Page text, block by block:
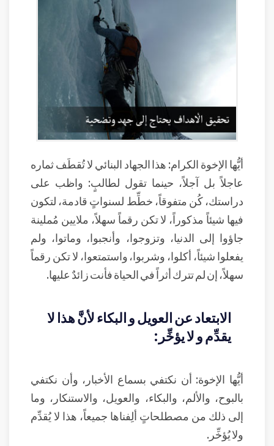
أيُّها الإخوة الكرام: هذا الجهاد البنائي لا تُقطَف ثماره
عاجلاً بل آجلاً، حينما تقول لطالبٍ: واظب على
دراستك، كُن متفوقاً، خطِّط لسنواتٍ قادمة، لتكون
فيها شيئاً مذكوراً، لا تكن رقماً سهلاً، ملايين مُملينة
جاؤوا إلى الدنيا، وتزوجوا، وأنجبوا، وماتوا، ولم
يفعلوا شيئاً، أكلوا، وشربوا، واستمتعوا، لا تكن رقماً
سهلاً، إن لم تترك أثراً في الحياة فأنت زائدٌ عليها.
الابتعاد عن العويل و البكاء لأنَّ هذا لا
يقدِّم و لا يؤخِّر:
أيُّها الإخوة: أن نكتفي بسماع الأخبار، وأن نكتفي
بالبوح، والألم، والبكاء، والعويل، والاستنكار، وما
إلى ذلك من مصطلحاتٍ ألِفناها جميعاً، هذا لا يُقدِّم
ولا يُؤخِّر.